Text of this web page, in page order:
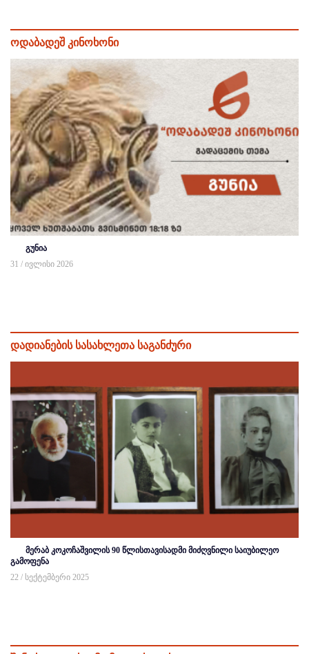
ოდაბადეშ კინოხონი
გუნია
31 / ივლისი 2026
დადიანების სასახლეთა საგანძური
მერაბ კოკოჩაშვილის 90 წლისთავისადმი მიძღვნილი საიუბილეო
გამოფენა
22 / სექტემბერი 2025